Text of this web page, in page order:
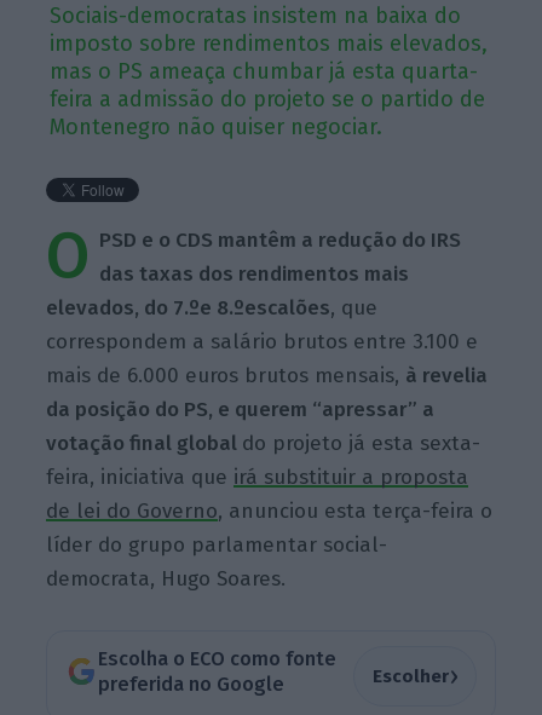
Sociais-democratas insistem na baixa do
imposto sobre rendimentos mais elevados,
mas o PS ameaça chumbar já esta quarta-
feira a admissão do projeto se o partido de
Montenegro não quiser negociar.
O PSD e o CDS mantêm a redução do IRS
das taxas dos rendimentos mais
elevados, do 7.ºe 8.ºescalões, que
correspondem a salário brutos entre 3.100 e
mais de 6.000 euros brutos mensais, à revelia
da posição do PS, e querem “apressar” a
votação final global do projeto já esta sexta-
feira, iniciativa que irá substituir a proposta
de lei do Governo, anunciou esta terça-feira o
líder do grupo parlamentar social-
democrata, Hugo Soares.
Escolha o ECO como fonte
preferida no Google
Escolher›